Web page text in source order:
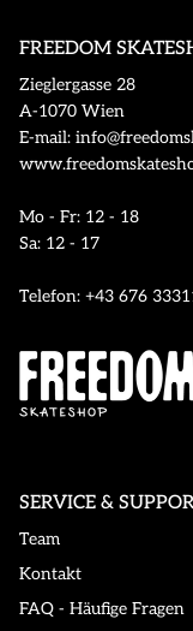
FREEDOM
Zieglergasse 28
A-1070 Wien
E-mail:
Mo - Fr: 12 - 18
Sa: 12 - 17
Telefon: +43 676
SERVICE &
Team
Kontakt
FAQ - Häufige Fragen